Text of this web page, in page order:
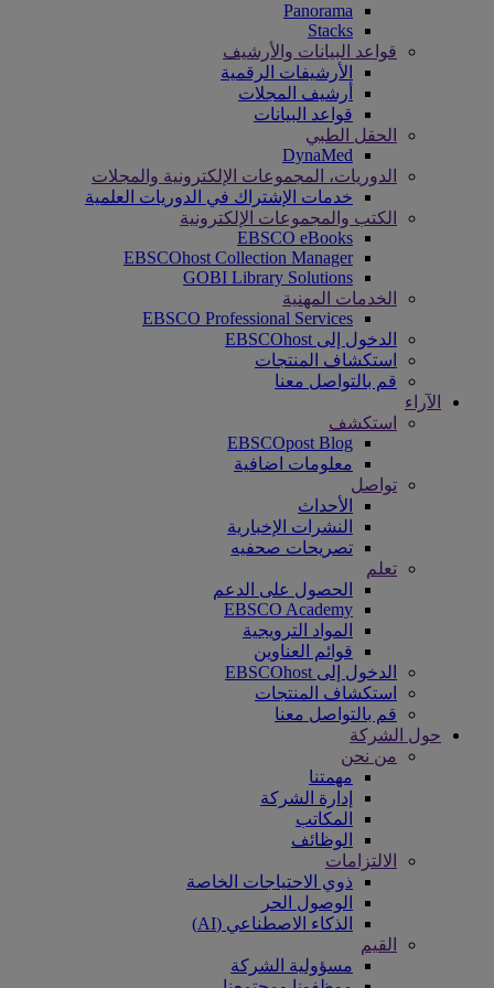
Panorama
Stacks
قواعد البيانات والأرشيف
الأرشيفات الرقمية
أرشيف المجلات
قواعد البيانات
الحقل الطبي
DynaMed
الدوريات، المجموعات الإلكترونية والمجلات
خدمات الإشتراك في الدوريات العلمية
الكتب والمجموعات الإلكترونية
EBSCO eBooks
EBSCOhost Collection Manager
GOBI Library Solutions
الخدمات المهنية
EBSCO Professional Services
الدخول إلى EBSCOhost
استكشاف المنتجات
قم بالتواصل معنا
الآراء
استكشف
EBSCOpost Blog
معلومات اضافية
تواصل
الأحداث
النشرات الإخبارية
تصريحات صحفيه
تعلم
الحصول على الدعم
EBSCO Academy
المواد الترويجية
قوائم العناوين
الدخول إلى EBSCOhost
استكشاف المنتجات
قم بالتواصل معنا
حول الشركة
من نحن
مهمتنا
إدارة الشركة
المكاتب
الوظائف
الالتزامات
ذوي الاحتياجات الخاصة
الوصول الحر
الذكاء الاصطناعي (AI)
القيم
مسؤولية الشركة